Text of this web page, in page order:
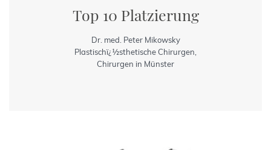
Top 10 Platzierung
Dr. med. Peter Mikowsky
Plastischï¿½sthetische Chirurgen,
Chirurgen in Münster